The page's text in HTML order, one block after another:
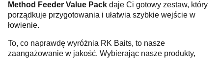
Method Feeder Value Pack daje Ci gotowy zestaw, który
porządkuje przygotowania i ułatwia szybkie wejście w
łowienie.
To, co naprawdę wyróżnia RK Baits, to nasze
zaangażowanie w jakość. Wybierając nasze produkty,